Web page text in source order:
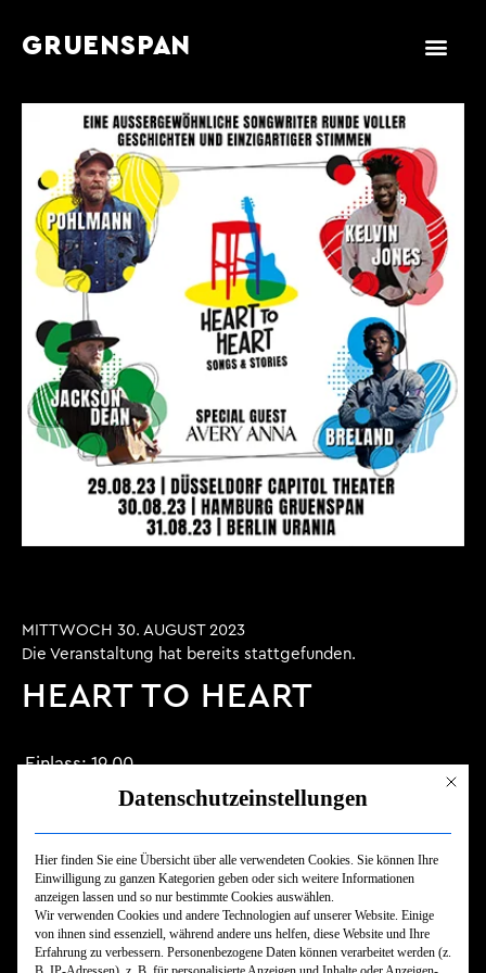
GRUENSPAN
MITTWOCH 30. AUGUST 2023
Die Veranstaltung hat bereits stattgefunden.
HEART TO HEART
Einlass:19.00
20.00
Mit
Datenschutzeinstellungen
Hier finden Sie eine Übersicht über alle verwendeten Cookies. Sie können Ihre
Einwilligung zu ganzen Kategorien geben oder sich weitere Informationen
anzeigen lassen und so nur bestimmte Cookies auswählen.
Wir verwenden Cookies und andere Technologien auf unserer Website. Einige
von ihnen sind essenziell, während andere uns helfen, diese Website und Ihre
Erfahrung zu verbessern. Personenbezogene Daten können verarbeitet werden (z.